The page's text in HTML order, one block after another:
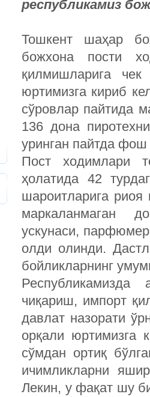
республикамиз
Тошкент шаҳар
божхона пости
қилмишларига
юртимизга кириб
сўровлар пайтида
136 дона
уринган пайтда фош
Пост ходимлари
ҳолатида 42
шароитларига риоя
маркаланмаган
ускунаси,
олди олинди.
бойликларнинг
чиқариш, импорт
давлат назорати
орқали юртимизга
сўмдан ортиқ
ичимликларни
Лекин, у фақат шу